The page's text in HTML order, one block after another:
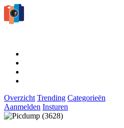
Overzicht Trending Categorieën
Aanmelden Insturen